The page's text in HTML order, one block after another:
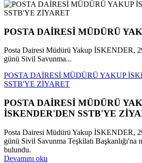
POSTA DAİRESİ MÜDÜRÜ
Posta Dairesi Müdürü Yakup İSKENDER,
günü Sivil Savunma...
POSTA DAİRESİ MÜDÜRÜ YAKUP
SSTB'YE ZİYARET
POSTA DAİRESİ MÜDÜRÜ
İSKENDER'DEN SSTB'YE
Posta Dairesi Müdürü Yakup İSKENDER,
günü Sivil Savunma Teşkilatı Başkanlığı'na
bulundu.
Devamını oku